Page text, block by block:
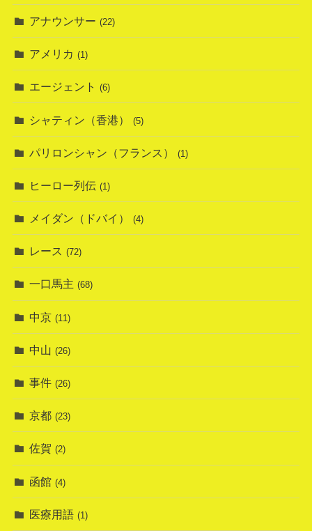
アナウンサー (22)
アメリカ (1)
エージェント (6)
シャティン（香港） (5)
パリロンシャン（フランス） (1)
ヒーロー列伝 (1)
メイダン（ドバイ） (4)
レース (72)
一口馬主 (68)
中京 (11)
中山 (26)
事件 (26)
京都 (23)
佐賀 (2)
函館 (4)
医療用語 (1)